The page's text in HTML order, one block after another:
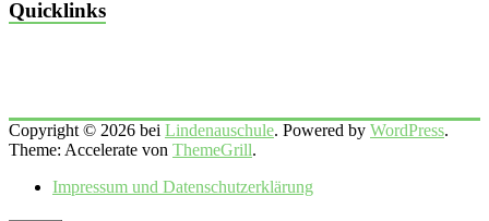
Quicklinks
Copyright © 2026 bei Lindenauschule. Powered by WordPress.
Theme: Accelerate von ThemeGrill.
Impressum und Datenschutzerklärung